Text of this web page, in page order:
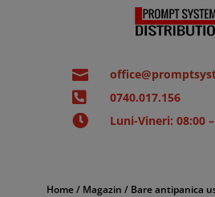

 0740.017.156
 Luni-Vineri: 08:00
Home/ Magazin / Bare antipanica